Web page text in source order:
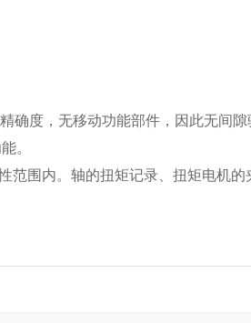
确度，无移动功能部件，因此无间
。
围内。轴的扭矩记录、扭矩电机的